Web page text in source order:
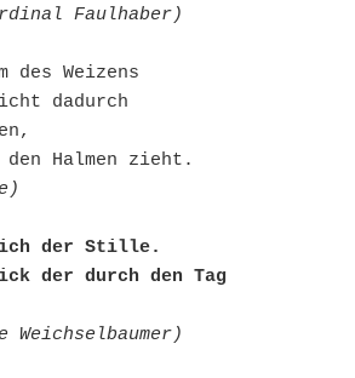
Faulhaber)
des Weizens
dadurch
der Stille.
der durch den Tag